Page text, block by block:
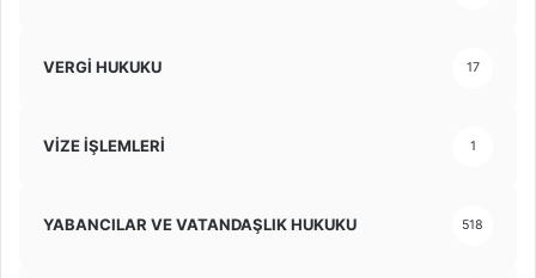
VERGİ HUKUKU 17
VİZE İŞLEMLERİ 1
YABANCILAR VE VATANDAŞLIK HUKUKU 518